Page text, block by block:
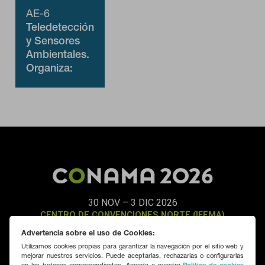
AE-6
Teledetección
y Sensores
Ambientales.
Organiza:
30 NOV – 3 DIC 2026
CENTRO DE CONVENCIONES NORTE (IFEMA)
Advertencia sobre el uso de Cookies:
Utilizamos cookies propias para garantizar la navegación por el sitio web y
mejorar nuestros servicios. Puede aceptarlas, rechazarlas o configurarlas
Toda la información que recogen estas cookies es agregada y,
por lo tanto, es anónima.
GUARDAR CONFIGURACIÓN